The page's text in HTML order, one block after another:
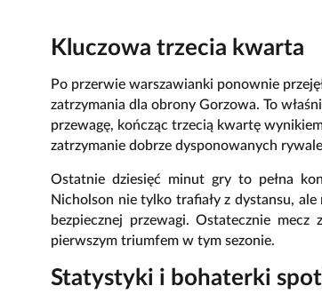
Kluczowa trzecia kwarta
Po przerwie warszawianki ponownie
zatrzymania dla obrony Gorzowa. To
przewagę, kończąc trzecią kwartę
zatrzymanie dobrze dysponowanych
Ostatnie dziesięć minut gry to pełna
Nicholson nie tylko trafiały z dystansu,
bezpiecznej przewagi. Ostatecznie
pierwszym triumfem w tym sezonie.
Statystyki i bohaterki